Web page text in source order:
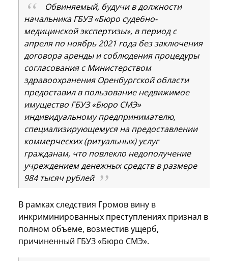
Обвиняемый, будучи в должности
начальника ГБУЗ «Бюро судебно-
медицинской экспертизы», в период с
апреля по ноябрь 2021 года без заключения
договора аренды и соблюдения процедуры
согласования с Министерством
здравоохранения Оренбургской области
предоставил в пользование недвижимое
имущество ГБУЗ «Бюро СМЭ»
индивидуальному предпринимателю,
специализирующемуся на предоставлении
коммерческих (ритуальных) услуг
гражданам, что повлекло недополучение
учреждением денежных средств в размере
984 тысяч рублей
В рамках следствия Громов вину в
инкриминированных преступлениях признал в
полном объеме, возместив ущерб,
причиненный ГБУЗ «Бюро СМЭ».